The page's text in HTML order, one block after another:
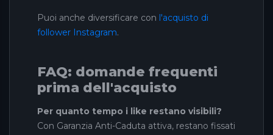
Puoi anche diversificare con l'acquisto di
follower Instagram.
FAQ: domande frequenti
prima dell'acquisto
Per quanto tempo i like restano visibili?
Con Garanzia Anti-Caduta attiva, restano fissati